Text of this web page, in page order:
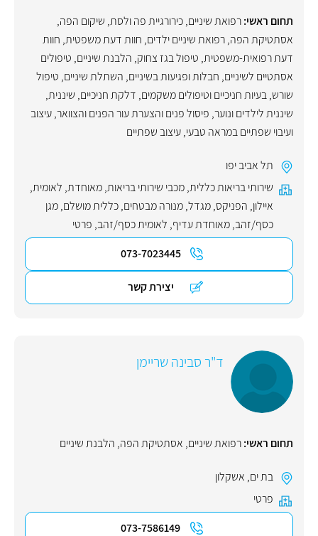
תחום ראשי:רפואת שיניים,כירורגיית פה ולסת, שיקום הפה,
אסתטיקת הפה,רפואת שיניים ילדים, חוות דעת משפטית, חוות
דעת רפואית-משפטית, טיפול בגז צחוק, הלבנת שיניים, טיפולים
אסתטיים לשיניים, חבלות ופגיעות בשיניים, השתלת שיניים, טיפול
שורש,בעיות חניכיים וטיפולים משקמים, דלקת חניכיים, שיננית,
שיננית לילדים ונוער, פיסול פנים והצערת עור הפנים והצוואר,עיצוב
ועיבוי שפתיים במראה טבעי,עיצוב שפתיים
תל אביב יפו
שירותי בריאות כללית,מכבי שירותי בריאות,מאוחדת, לאומית,
איילון, הפניקס,מגדל,מנורה מבטחים,כללית מושלם,מגן
כסף/זהב,מאוחדת עדיף, לאומית כסף/זהב, פרטי
073-7023445
יצירת קשר
ד"ר סבינה שריימן
תחום ראשי:רפואת שיניים, אסתטיקת הפה, הלבנת שיניים
בת ים, אשקלון
פרטי
073-7586149